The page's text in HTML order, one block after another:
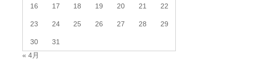
16 17 18 19 20 21 22
23 24 25 26 27 28 29
30
31
« 4月